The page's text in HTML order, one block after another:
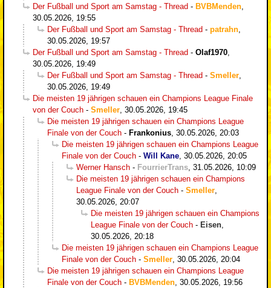
Der Fußball und Sport am Samstag - Thread - BVBMenden
30.05.2026, 19:55
Der Fußball und Sport am Samstag - Thread - patrahn
30.05.2026, 19:57
Der Fußball und Sport am Samstag - Thread - Olaf1970
30.05.2026, 19:49
Der Fußball und Sport am Samstag - Thread - Smeller
30.05.2026, 19:49
Die meisten 19 jährigen schauen ein Champions League Finale
von der Couch - Smeller 30.05.2026, 19:45
Die meisten 19 jährigen schauen ein Champions League
Finale von der Couch - Frankonius 30.05.2026, 20:03
Die meisten 19 jährigen schauen ein Champions League
Finale von der Couch - Will Kane 30.05.2026, 20:05
Werner Hansch - FourrierTrans 31.05.2026, 10:09
Die meisten 19 jährigen schauen ein Champions
League Finale von der Couch - Smeller
30.05.2026, 20:07
Die meisten 19 jährigen schauen ein Champions
League Finale von der Couch - Eisen
30.05.2026, 20:18
Die meisten 19 jährigen schauen ein Champions League
Finale von der Couch - Smeller 30.05.2026, 20:04
Die meisten 19 jährigen schauen ein Champions League
Finale von der Couch - BVBMenden 30.05.2026, 19:56